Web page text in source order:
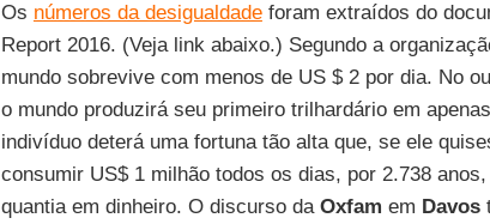
Os números da desigualdadeforam extraídos do
Report 2016. (Veja link abaixo.) Segundo a
mundo sobrevive com menos de US $ 2 por dia. No
o mundo produzirá seu primeiro trilhardário em
indivíduo deterá uma fortuna tão alta que, se ele
consumir US$ 1 milhão todos os dias, por 2.738
quantia em dinheiro. O discurso da Oxfam em Davos